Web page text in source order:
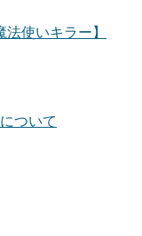
使いキラー】
ついて